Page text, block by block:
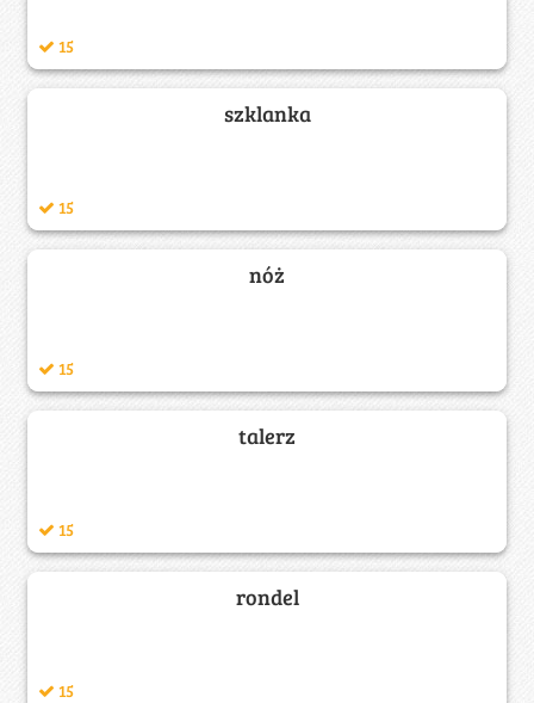
15
szklanka
15
nóż
15
talerz
15
rondel
15